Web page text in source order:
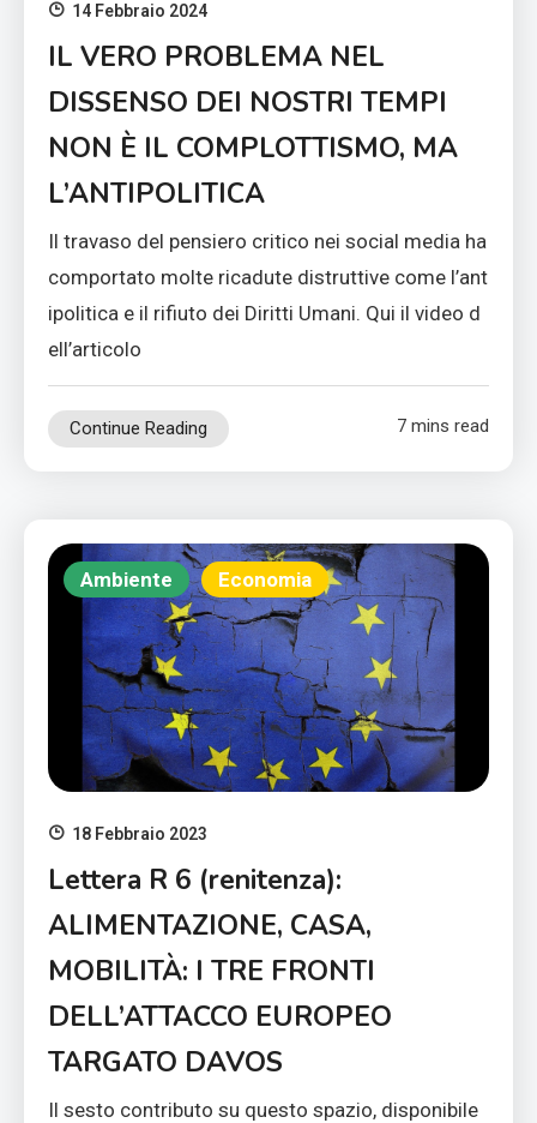
14 Febbraio 2024
IL VERO PROBLEMA NEL
DISSENSO DEI NOSTRI TEMPI
NON È IL COMPLOTTISMO, MA
L’ANTIPOLITICA
Il travaso del pensiero critico nei social media ha
comportato molte ricadute distruttive come l’ant
ipolitica e il rifiuto dei Diritti Umani. Qui il video d
ell’articolo
Continue Reading 7 mins read
Ambiente Economia
18 Febbraio 2023
Lettera R 6 (renitenza):
ALIMENTAZIONE, CASA,
MOBILITÀ: I TRE FRONTI
DELL’ATTACCO EUROPEO
TARGATO DAVOS
Il sesto contributo su questo spazio, disponibile